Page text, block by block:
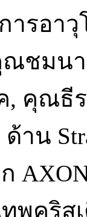
ารอา
ชมน
คุณธี
าน
ก
ทพคริ